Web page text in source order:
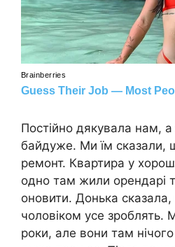
Постійно дякувала нам, а
байдуже. Ми їм сказали,
ремонт. Квартира у
одно там жили орендарі
оновити. Донька
чоловіком усе зроблять.
роки, але вони там